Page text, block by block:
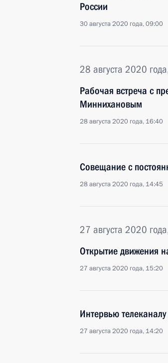
России
30 августа 2020 года, 09:00
28 августа 2020
Рабочая встреча с
Миннихановым
28 августа 2020 года, 16:40
Совещание с
28 августа 2020 года, 14:45
27 августа 2020
Открытие движения
27 августа 2020 года, 15:20
Интервью телеканалу
27 августа 2020 года, 14:20